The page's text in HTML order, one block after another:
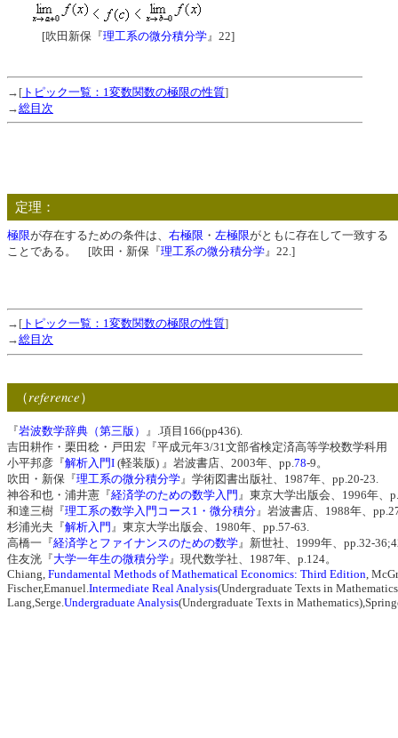
[吹田新保『理工系の微分積分学』22]
→[ トピック一覧：1変数関数の極限の性質]
→総目次
定理：
極限が存在するための条件は、 右極限 ・ 左極限がともに存在して一致する
ことである。 [吹田・新保『理工系の微分積分学』22.]
→[ トピック一覧：1変数関数の極限の性質]
→総目次
（reference）
『岩波数学辞典（第三版） 』.項目166(pp436).
吉田耕作・栗田稔・戸田宏『平成元年3/31文部省検定済高等学校数学科
小平邦彦『解析入門I (軽装版) 』岩波書店、2003年、pp.78-9。
吹田・新保『理工系の微分積分学』学術図書出版社、1987年、pp.20-23.
神谷和也・浦井憲『経済学のための数学入門 』東京大学出版会、1996年、p.
和達三樹『理工系の数学入門コース1・微分積分』岩波書店、1988年、
杉浦光夫『解析入門 』東京大学出版会、1980年、pp.57-63.
高橋一『経済学とファイナンスのための数学』新世社、1999年、pp.32-
住友洸『大学一年生の微積分学』現代数学社、1987年、p.124。
Chiang, Fundamental Methods of Mathematical Economics: Third Edition,
Fischer,Emanuel.Intermediate Real Analysis(Undergraduate Texts in
Lang,Serge.Undergraduate Analysis(Undergraduate Texts in